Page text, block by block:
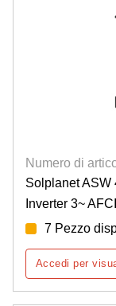
Numero di
Solplanet ASW
Inverter 3~ AFCI
7 Pezzo
Accedi per